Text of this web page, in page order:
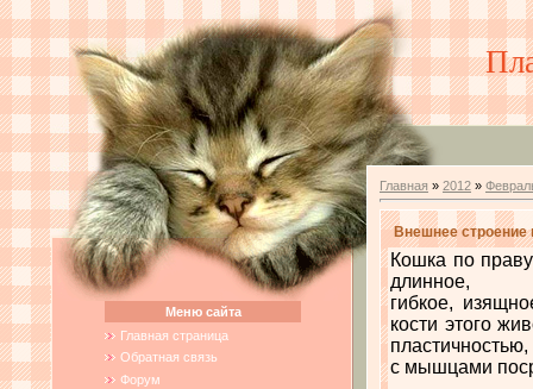
Меню сайта
Главная страница
Обратная связь
Форум
Главная » 2012 »
Внешнее строение
Кошка по
длинное,
гибкое,
кости этого
с мышцами